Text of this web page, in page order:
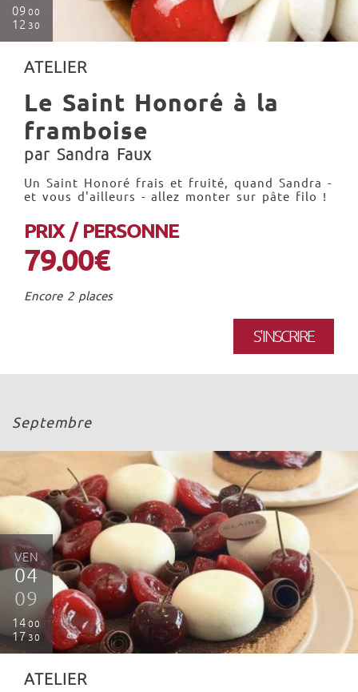
09 00
12 30
ATELIER
Le Saint Honoré à la
framboise
par Sandra Faux
Un Saint Honoré frais et fruité, quand Sandra -
et vous d'ailleurs - allez monter sur pâte filo !
PRIX / PERSONNE
79.00€
Encore 2 places
S'INSCRIRE
Septembre
VEN
04
09
14 00
17 30
ATELIER